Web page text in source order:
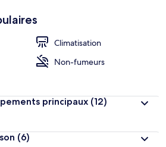
Climatisation
Non-fumeurs
principaux (12)
(6)